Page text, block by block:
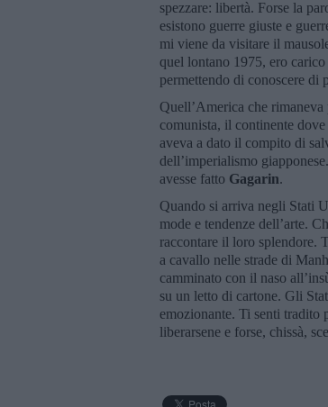
spezzare: libertà. Forse la
esistono guerre giuste e
mi viene da visitare il
quel lontano 1975, ero
permettendo di conoscere di
Quell’America che
comunista, il continente
aveva a dato il compito di
dell’imperialismo
avesse fatto Gagarin.
Quando si arriva negli Stati
mode e tendenze dell’arte.
raccontare il loro splendore.
a cavallo nelle strade di
camminato con il naso
su un letto di cartone. Gli
emozionante. Ti senti tradito
liberarsene e forse, chissà,